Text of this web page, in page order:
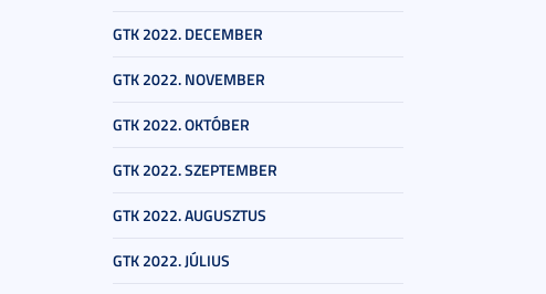
GTK 2022. DECEMBER
GTK 2022. NOVEMBER
GTK 2022. OKTÓBER
GTK 2022. SZEPTEMBER
GTK 2022. AUGUSZTUS
GTK 2022. JÚLIUS